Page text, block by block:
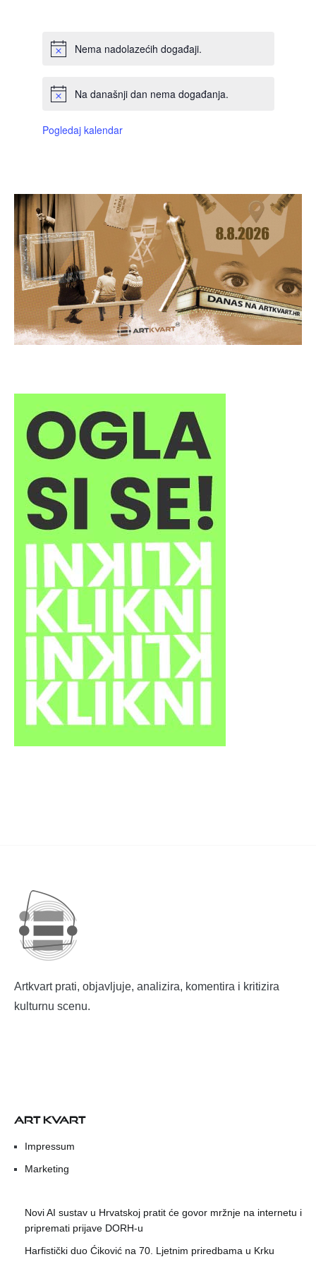
Nema nadolazećih događaji.
Na današnji dan nema događanja.
Pogledaj kalendar
Artkvart prati, objavljuje, analizira, komentira i kritizira
kulturnu scenu.
ART KVART
Impressum
Marketing
Novi AI sustav u Hrvatskoj pratit će govor mržnje na internetu i
pripremati prijave DORH-u
Harfistički duo Ćiković na 70. Ljetnim priredbama u Krku